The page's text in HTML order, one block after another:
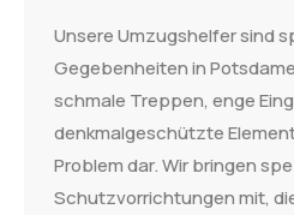
Unsere Umzugshelfer sind
Gegebenheiten in
schmale Treppen, enge
denkmalgeschützte
Problem dar. Wir bringen
Schutzvorrichtungen mit,